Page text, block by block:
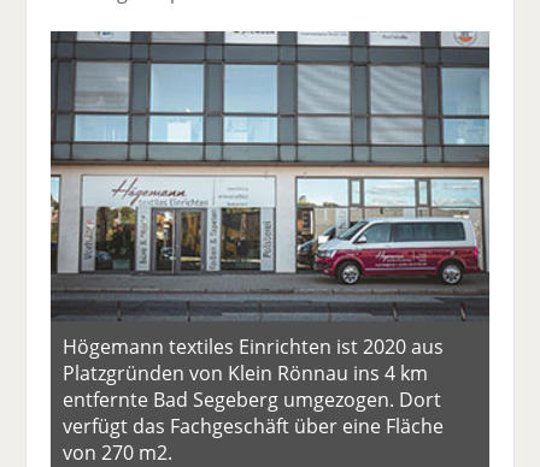
Högemann textiles Einrichten ist 2020 aus
Platzgründen von Klein Rönnau ins 4 km
entfernte Bad Segeberg umgezogen. Dort
verfügt das Fachgeschäft über eine Fläche
von 270 m2.